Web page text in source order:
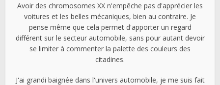
Avoir des chromosomes XX n'empêche pas d'apprécier les
voitures et les belles mécaniques, bien au contraire. Je
pense même que cela permet d'apporter un regard
différent sur le secteur automobile, sans pour autant devoir
se limiter à commenter la palette des couleurs des
citadines.
J'ai grandi baignée dans l'univers automobile, je me suis fait